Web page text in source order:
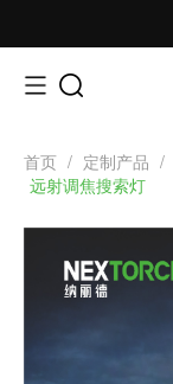
首页 / 定制产品 /
远射调焦搜索灯